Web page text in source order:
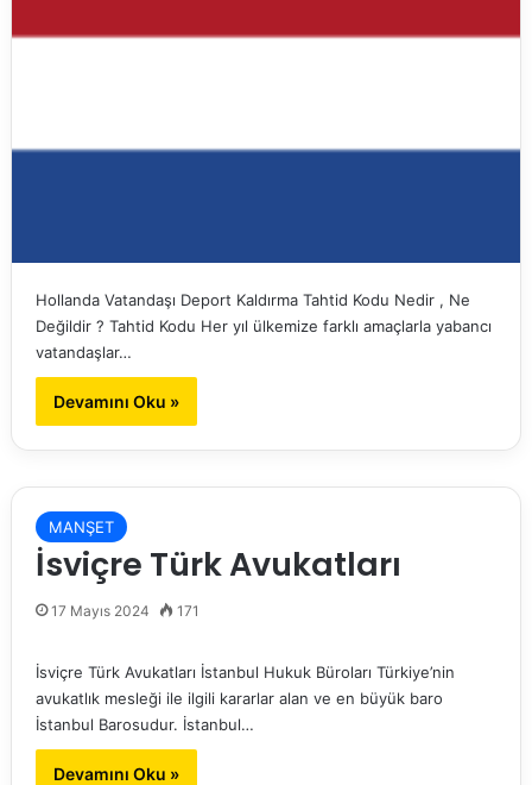
Hollanda Vatandaşı Deport Kaldırma Tahtid Kodu Nedir , Ne
Değildir ? Tahtid Kodu Her yıl ülkemize farklı amaçlarla yabancı
vatandaşlar…
Devamını Oku »
MANŞET
İsviçre Türk Avukatları
17 Mayıs 2024 171
İsviçre Türk Avukatları İstanbul Hukuk Büroları Türkiye’nin
avukatlık mesleği ile ilgili kararlar alan ve en büyük baro
İstanbul Barosudur. İstanbul…
Devamını Oku »